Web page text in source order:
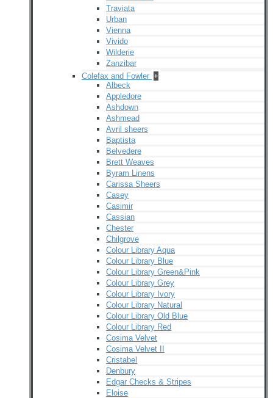
Traviata
Urban
Vienna
Vivido
Wilderie
Zanzibar
Colefax and Fowler +
Albeck
Appledore
Ashdown
Ashmead
Avril sheers
Baptista
Belvedere
Brett Weaves
Byram Linens
Carissa Sheers
Casey
Casimir
Cassian
Chester
Chilgrove
Colour Library Aqua
Colour Library Blue
Colour Library Green&Pink
Colour Library Grey
Colour Library Ivory
Colour Library Natural
Colour Library Old Blue
Colour Library Red
Cosima Velvet
Cosima Velvet II
Cristabel
Denbury
Edgar Checks & Stripes
Eloise